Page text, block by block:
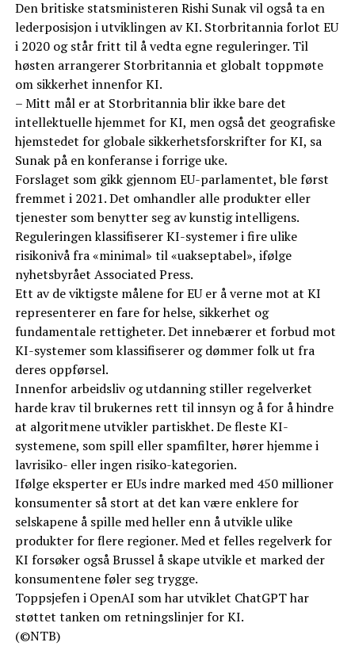
Den britiske statsministeren Rishi Sunak vil også ta en
lederposisjon i utviklingen av KI. Storbritannia forlot EU
i 2020 og står fritt til å vedta egne reguleringer. Til
høsten arrangerer Storbritannia et globalt toppmøte
om sikkerhet innenfor KI.
– Mitt mål er at Storbritannia blir ikke bare det
intellektuelle hjemmet for KI, men også det geografiske
hjemstedet for globale sikkerhetsforskrifter for KI, sa
Sunak på en konferanse i forrige uke.
Forslaget som gikk gjennom EU-parlamentet, ble først
fremmet i 2021. Det omhandler alle produkter eller
tjenester som benytter seg av kunstig intelligens.
Reguleringen klassifiserer KI-systemer i fire ulike
risikonivå fra «minimal» til «uakseptabel», ifølge
nyhetsbyrået Associated Press.
Ett av de viktigste målene for EU er å verne mot at KI
representerer en fare for helse, sikkerhet og
fundamentale rettigheter. Det innebærer et forbud mot
KI-systemer som klassifiserer og dømmer folk ut fra
deres oppførsel.
Innenfor arbeidsliv og utdanning stiller regelverket
harde krav til brukernes rett til innsyn og å for å hindre
at algoritmene utvikler partiskhet. De fleste KI-
systemene, som spill eller spamfilter, hører hjemme i
lavrisiko- eller ingen risiko-kategorien.
Ifølge eksperter er EUs indre marked med 450 millioner
konsumenter så stort at det kan være enklere for
selskapene å spille med heller enn å utvikle ulike
produkter for flere regioner. Med et felles regelverk for
KI forsøker også Brussel å skape utvikle et marked der
konsumentene føler seg trygge.
Toppsjefen i OpenAI som har utviklet ChatGPT har
støttet tanken om retningslinjer for KI.
(©NTB)